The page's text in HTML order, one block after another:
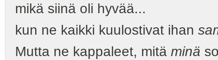
mikä siinä oli hyvää...
kun ne kaikki kuulostivat ihan
Mutta ne kappaleet, mitä minä